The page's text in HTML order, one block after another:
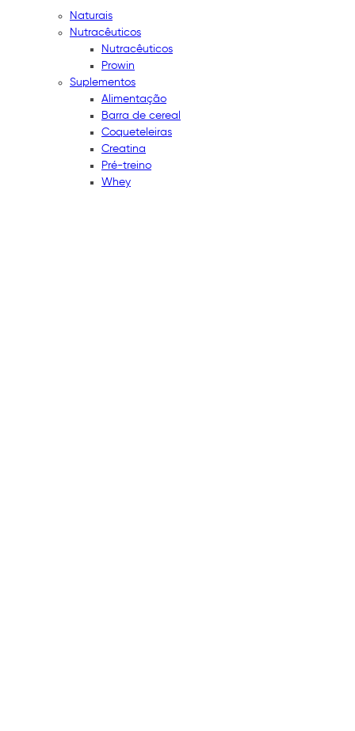
Naturais
Nutracêuticos
Nutracêuticos
Prowin
Suplementos
Alimentação
Barra de cereal
Coqueteleiras
Creatina
Pré-treino
Whey